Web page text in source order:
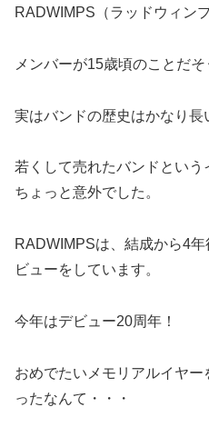
RADWIMPS（ラッドウィン
メンバーが15歳頃のことだそ
実はバンドの歴史はかなり長
若くして売れたバンドという
ちょっと意外でした。
RADWIMPSは、結成から4
ビューをしています。
今年はデビュー20周年！
おめでたいメモリアルイヤ
ったなんて・・・